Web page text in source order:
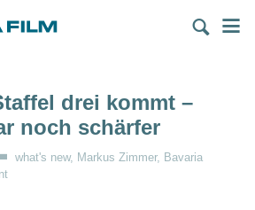
drei kommt –
noch schärfer
what's new Markus Zimmer Bavaria